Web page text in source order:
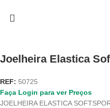
Joelheira Elastica
REF: 50725
Faça Login para ver Preços
JOELHEIRA ELASTICA